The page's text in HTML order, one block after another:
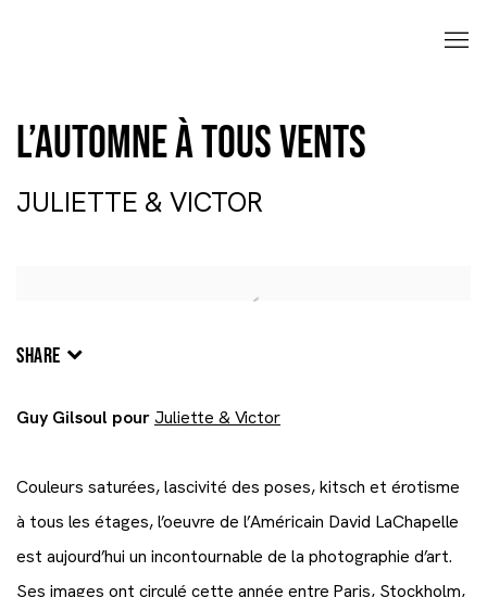
L’automne à tous vents
JULIETTE & VICTOR
SHARE
Guy Gilsoul pour Juliette & Victor
Couleurs saturées, lascivité des poses, kitsch et érotisme
à tous les étages, l’oeuvre de l’Américain David LaChapelle
est aujourd’hui un incontournable de la photographie d’art.
Ses images ont circulé cette année entre Paris, Stockholm,